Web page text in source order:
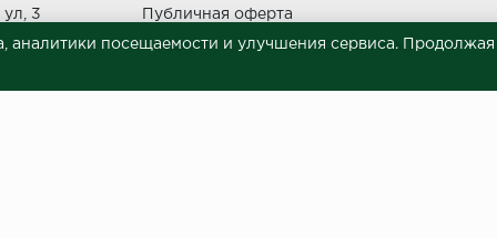
3 Публичная оферта
Сведения о продавце (реквизиты)
посещаемости и улучшения сервиса.